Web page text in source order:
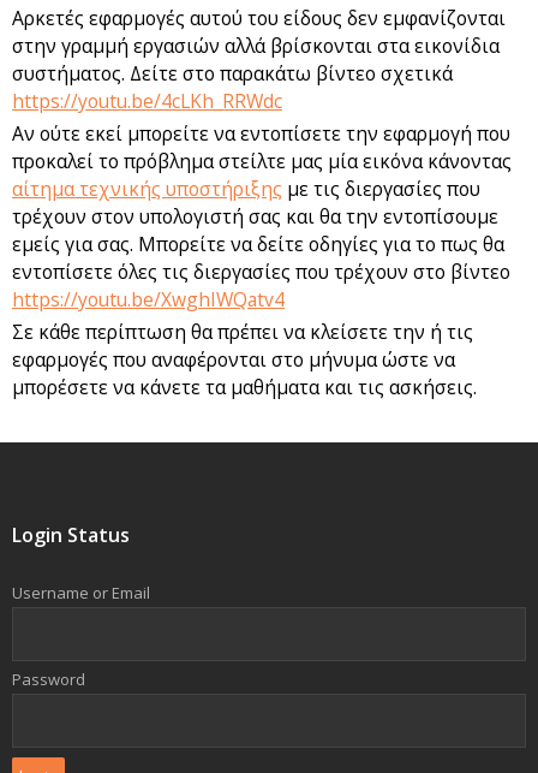
Αρκετές εφαρμογές αυτού του είδους δεν εμφανίζονται
στην γραμμή εργασιών αλλά βρίσκονται στα εικονίδια
συστήματος. Δείτε στο παρακάτω βίντεο σχετικά
https://youtu.be/4cLKh_RRWdc
Αν ούτε εκεί μπορείτε να εντοπίσετε την εφαρμογή που
προκαλεί το πρόβλημα στείλτε μας μία εικόνα κάνοντας
αίτημα τεχνικής υποστήριξης με τις διεργασίες που
τρέχουν στον υπολογιστή σας και θα την εντοπίσουμε
εμείς για σας. Μπορείτε να δείτε οδηγίες για το πως θα
εντοπίσετε όλες τις διεργασίες που τρέχουν στο βίντεο
https://youtu.be/XwghIWQatv4
Σε κάθε περίπτωση θα πρέπει να κλείσετε την ή τις
εφαρμογές που αναφέρονται στο μήνυμα ώστε να
μπορέσετε να κάνετε τα μαθήματα και τις ασκήσεις.
Login Status
Username or Email
Password